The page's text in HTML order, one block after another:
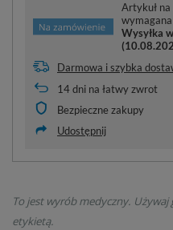
Artykuł
Wysyłka
Darmowa i szybka
14dni na łatwy zwrot
Bezpieczne zakupy
Udostępnij
To jest wyrób medyczny.
etykietą.